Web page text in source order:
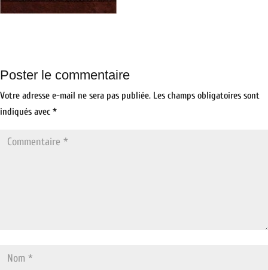
Poster le commentaire
Votre adresse e-mail ne sera pas publiée. Les champs obligatoires sont
indiqués avec *